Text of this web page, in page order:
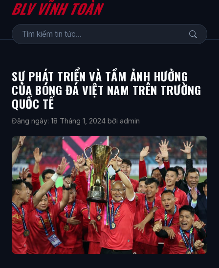
BLV VĨNH TOÀN
SỰ PHÁT TRIỂN VÀ TẦM ẢNH HƯỞNG
CỦA BÓNG ĐÁ VIỆT NAM TRÊN TRƯỜNG
QUỐC TẾ
Đăng ngày: 18 Tháng 1, 2024 bởi admin